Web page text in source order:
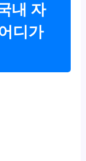
내 자
디가